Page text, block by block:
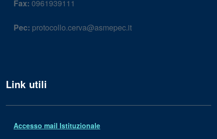
Fax: 0961939111
Pec: protocollo.cerva@asmepec.it
Link utili
Accesso mail Istituzionale